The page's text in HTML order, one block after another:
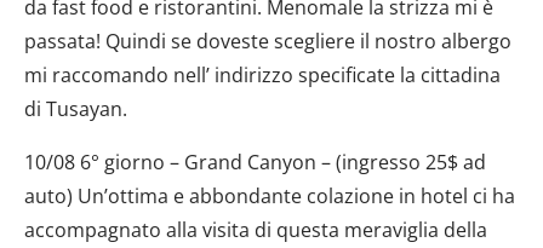
da fast food e ristorantini. Menomale la strizza mi è
passata! Quindi se doveste scegliere il nostro albergo
mi raccomando nell’ indirizzo specificate la cittadina
di Tusayan.
10/08 6° giorno – Grand Canyon – (ingresso 25$ ad
auto) Un’ottima e abbondante colazione in hotel ci ha
accompagnato alla visita di questa meraviglia della